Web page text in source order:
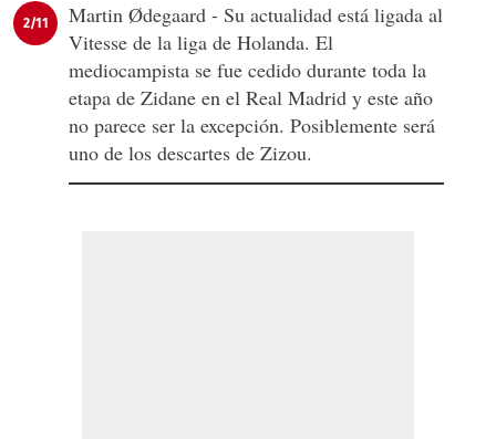
2/11
Martin Ødegaard - Su actualidad está ligada al
Vitesse de la liga de Holanda. El
mediocampista se fue cedido durante toda la
etapa de Zidane en el Real Madrid y este año
no parece ser la excepción. Posiblemente será
uno de los descartes de Zizou.